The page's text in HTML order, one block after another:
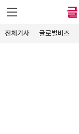
전체기사 글로벌비즈